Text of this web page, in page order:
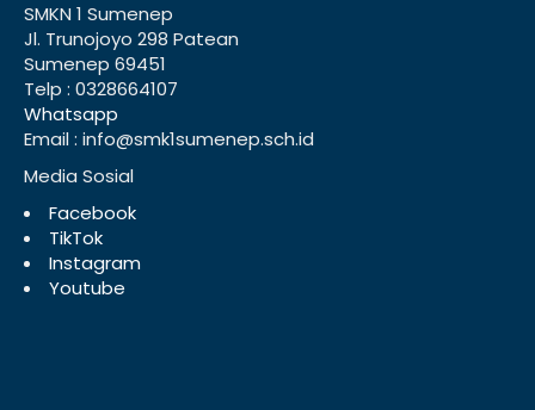
SMKN 1 Sumenep
Jl. Trunojoyo 298 Patean
Sumenep 69451
Telp : 0328664107
Whatsapp
Email : info@smk1sumenep.sch.id
Media Sosial
Facebook
TikTok
Instagram
Youtube